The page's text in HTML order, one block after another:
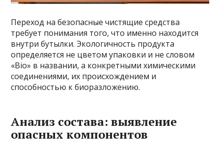
Переход на безопасные чистящие средства
требует понимания того, что именно находится
внутри бутылки. Экологичность продукта
определяется не цветом упаковки и не словом
«Bio» в названии, а конкретными химическими
соединениями, их происхождением и
способностью к биоразложению.
Анализ состава: выявление
опасных компонентов